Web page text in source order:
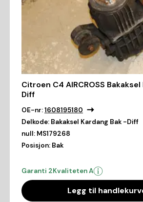
Citroen C4 AIRCROSS
Diff
OE-nr:1608195180
Delkode: Bakaksel Kardang Bak -Diff
null: MS179268
Posisjon: Bak
Garanti 2Kvaliteten A
Legg til